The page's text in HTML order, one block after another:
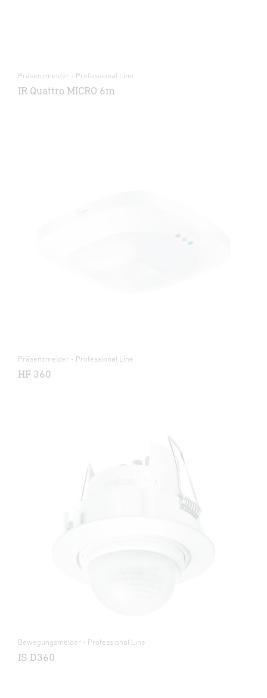
Präsenzmelder - Professional Line
IR Quattro MICRO 6m
Präsenzmelder - Professional Line
HF 360
Bewegungsmelder - Professional Line
IS D360